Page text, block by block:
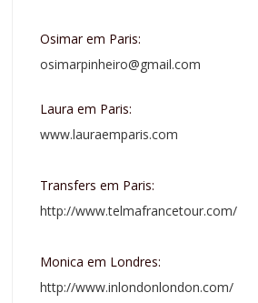
Osimar em Paris:
osimarpinheiro@gmail.com
Laura em Paris:
www.lauraemparis.com
Transfers em Paris:
http://www.telmafrancetour.com/
Monica em Londres:
http://www.inlondonlondon.com/